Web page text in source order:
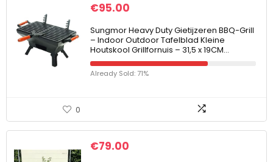
€95.00
Sungmor Heavy Duty Gietijzeren BBQ-Grill
– Indoor Outdoor Tafelblad Kleine
Houtskool Grillfornuis – 31,5 x 19CM…
Already Sold: 71%
0
€79.00